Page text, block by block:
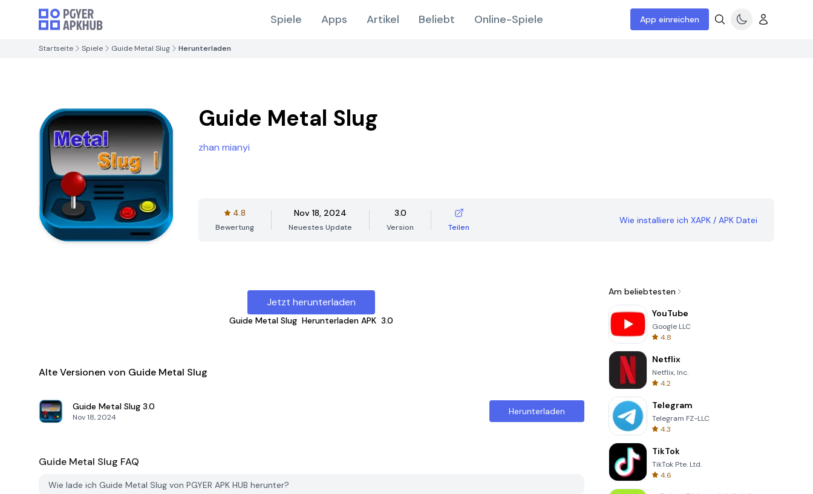
Spiele Apps Artikel Beliebt Online-Spiele App einreichen
Startseite Spiele Guide Metal Slug Herunterladen
Guide Metal Slug
zhan mianyi
4.8
Bewertung
Nov 18, 2024
Neuestes Update
3.0
Version Teilen
Wie installiere ich XAPK / APK Datei
Jetzt herunterladen
Guide Metal Slug Herunterladen APK 3.0
Alte Versionen von Guide Metal Slug
Guide Metal Slug 3.0
Nov 18, 2024
Herunterladen
Guide Metal Slug FAQ
Wie lade ich Guide Metal Slug von PGYER APK HUB herunter?
Am beliebtesten
YouTube
Google LLC
4.8
Netflix
Netflix, Inc.
4.2
Telegram
Telegram FZ-LLC
4.3
TikTok
TikTok Pte. Ltd.
4.6